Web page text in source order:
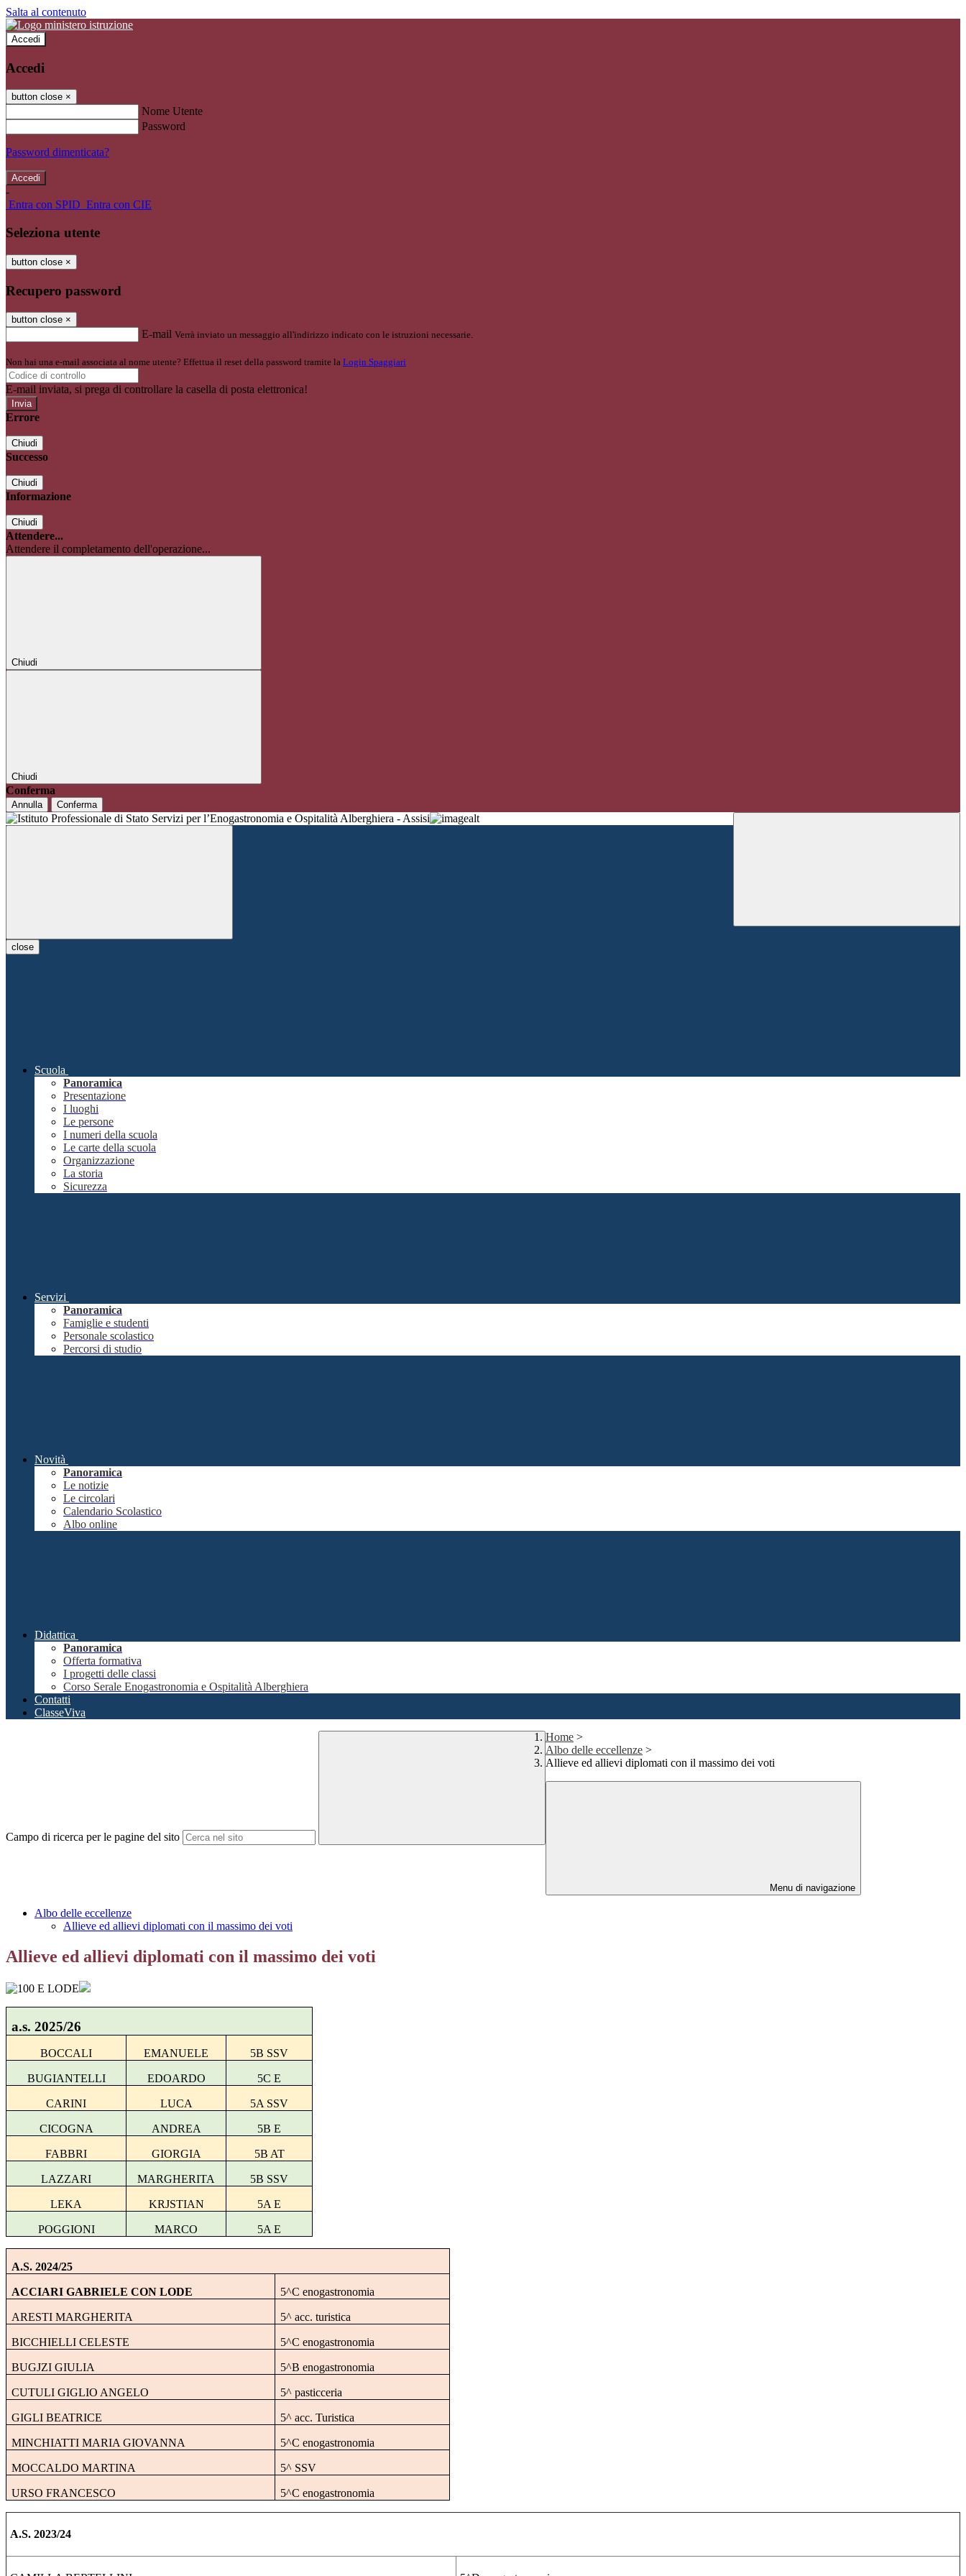
Salta al contenuto
Accedi
Accedi
button close ×
Nome Utente
Password
Password dimenticata?
-
Entra con SPID Entra con CIE
Seleziona utente
button close ×
Recupero password
button close ×
E-mail Verrà inviato un messaggio all'indirizzo indicato con le istruzioni necessarie.
Non hai una e-mail associata al nome utente? Effettua il reset della password tramite la Login Spaggiari
E-mail inviata, si prega di controllare la casella di posta elettronica!
Errore
Chiudi
Successo
Chiudi
Informazione
Chiudi
Attendere...
Attendere il completamento dell'operazione...
Chiudi
Chiudi
Conferma
Annulla Conferma
close
Scuola
Panoramica
Presentazione
I luoghi
Le persone
I numeri della scuola
Le carte della scuola
Organizzazione
La storia
Sicurezza
Servizi
Panoramica
Famiglie e studenti
Personale scolastico
Percorsi di studio
Novità
Panoramica
Le notizie
Le circolari
Calendario Scolastico
Albo online
Didattica
Panoramica
Offerta formativa
I progetti delle classi
Corso Serale Enogastronomia e Ospitalità Alberghiera
Contatti
ClasseViva
Campo di ricerca per le pagine del sito
Home >
Albo delle eccellenze >
Allieve ed allievi diplomati con il massimo dei voti
Menu di navigazione
Albo delle eccellenze
Allieve ed allievi diplomati con il massimo dei voti
Allieve ed allievi diplomati con il massimo dei voti
a.s. 2025/26
BOCCALI EMANUELE 5B SSV
BUGIANTELLI EDOARDO 5C E
CARINI LUCA 5A SSV
CICOGNA ANDREA 5B E
FABBRI GIORGIA 5B AT
LAZZARI MARGHERITA 5B SSV
LEKA KRJSTIAN 5A E
POGGIONI MARCO 5A E
A.S. 2024/25
ACCIARI GABRIELE CON LODE 5^C enogastronomia
ARESTI MARGHERITA 5^ acc. turistica
BICCHIELLI CELESTE 5^C enogastronomia
BUGJZI GIULIA 5^B enogastronomia
CUTULI GIGLIO ANGELO 5^ pasticceria
GIGLI BEATRICE 5^ acc. Turistica
MINCHIATTI MARIA GIOVANNA 5^C enogastronomia
MOCCALDO MARTINA 5^ SSV
URSO FRANCESCO 5^C enogastronomia
A.S. 2023/24